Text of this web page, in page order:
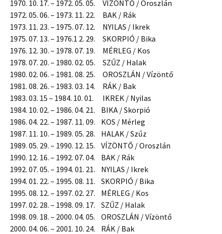
1970. 10. 17. – 1972. 05. 05. VÍZÖNTŐ / Oroszlán
1972. 05. 06. – 1973. 11. 22. BAK / Rák
1973. 11. 23. – 1975. 07. 12. NYILAS / Ikrek
1975. 07. 13. – 1976.1 2. 29. SKORPIÓ / Bika
1976. 12. 30. – 1978. 07. 19. MÉRLEG / Kos
1978. 07. 20. – 1980. 02. 05. SZŰZ / Halak
1980. 02. 06. – 1981. 08. 25. OROSZLÁN / Vízöntő
1981. 08. 26. – 1983. 03. 14. RÁK / Bak
1983. 03. 15 – 1984. 10. 01. IKREK / Nyilas
1984. 10. 02. – 1986. 04. 21. BIKA / Skorpió
1986. 04. 22. – 1987. 11. 09. KOS / Mérleg
1987. 11. 10. – 1989. 05. 28. HALAK / Szűz
1989. 05. 29. – 1990. 12. 15. VÍZÖNTŐ / Oroszlán
1990. 12. 16. – 1992. 07. 04. BAK / Rák
1992. 07. 05. – 1994. 01. 21. NYILAS / Ikrek
1994. 01. 22. – 1995. 08. 11. SKORPIÓ / Bika
1995. 08. 12. – 1997. 02. 27. MÉRLEG / Kos
1997. 02. 28. – 1998. 09. 17. SZŰZ / Halak
1998. 09. 18. – 2000. 04. 05. OROSZLÁN / Vízöntő
2000. 04. 06. – 2001. 10. 24. RÁK / Bak